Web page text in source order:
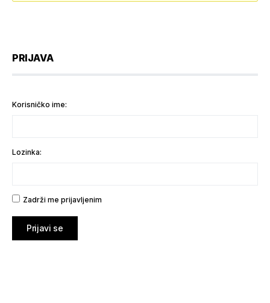
PRIJAVA
Korisničko ime:
Lozinka:
Zadrži me prijavljenim
Prijavi se